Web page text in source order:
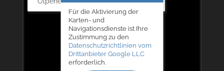
Für die Aktivierung der
Karten- und
Navigationsdienste ist Ihre
Zustimmung zu den
Datenschutzrichtlinien vom
Drittanbieter Google LLC
erforderlich.